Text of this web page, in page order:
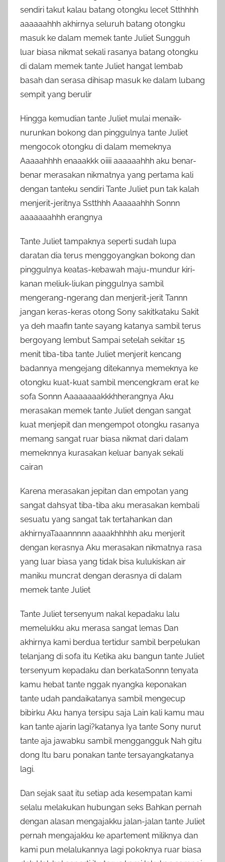
sendiri takut kalau batang otongku lecet Stthhhh
aaaaaahhh akhirnya seluruh batang otongku
masuk ke dalam memek tante Juliet Sungguh
luar biasa nikmat sekali rasanya batang otongku
di dalam memek tante Juliet hangat lembab
basah dan serasa dihisap masuk ke dalam lubang
sempit yang berulir
Hingga kemudian tante Juliet mulai menaik-
nurunkan bokong dan pinggulnya tante Juliet
mengocok otongku di dalam memeknya
Aaaaahhhh enaaakkk oiiii aaaaaahhh aku benar-
benar merasakan nikmatnya yang pertama kali
dengan tanteku sendiri Tante Juliet pun tak kalah
menjerit-jeritnya Sstthhh Aaaaaahhh Sonnn
aaaaaaahhh erangnya
Tante Juliet tampaknya seperti sudah lupa
daratan dia terus menggoyangkan bokong dan
pinggulnya keatas-kebawah maju-mundur kiri-
kanan meliuk-liukan pinggulnya sambil
mengerang-ngerang dan menjerit-jerit Tannn
jangan keras-keras otong Sony sakitkataku Sakit
ya deh maafin tante sayang katanya sambil terus
bergoyang lembut Sampai setelah sekitar 15
menit tiba-tiba tante Juliet menjerit kencang
badannya mengejang ditekannya memeknya ke
otongku kuat-kuat sambil mencengkram erat ke
sofa Sonnn Aaaaaaaakkkhherangnya Aku
merasakan memek tante Juliet dengan sangat
kuat menjepit dan mengempot otongku rasanya
memang sangat ruar biasa nikmat dari dalam
memeknnya kurasakan keluar banyak sekali
cairan
Karena merasakan jepitan dan empotan yang
sangat dahsyat tiba-tiba aku merasakan kembali
sesuatu yang sangat tak tertahankan dan
akhirnyaTaaannnnn aaaakhhhhh aku menjerit
dengan kerasnya Aku merasakan nikmatnya rasa
yang luar biasa yang tidak bisa kulukiskan air
maniku muncrat dengan derasnya di dalam
memek tante Juliet
Tante Juliet tersenyum nakal kepadaku lalu
memelukku aku merasa sangat lemas Dan
akhirnya kami berdua tertidur sambil berpelukan
telanjang di sofa itu Ketika aku bangun tante Juliet
tersenyum kepadaku dan berkataSonnn tenyata
kamu hebat tante nggak nyangka keponakan
tante udah pandaikatanya sambil mengecup
bibirku Aku hanya tersipu saja Lain kali kamu mau
kan tante ajarin lagi?katanya Iya tante Sony nurut
tante aja jawabku sambil menggangguk Nah gitu
dong Itu baru ponakan tante tersayangkatanya
lagi.
Dan sejak saat itu setiap ada kesempatan kami
selalu melakukan hubungan seks Bahkan pernah
dengan alasan mengajakku jalan-jalan tante Juliet
pernah mengajakku ke apartement miliknya dan
kami pun melalukannya lagi pokoknya ruar biasa